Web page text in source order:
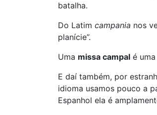
batalha.
Do Latim campania nos
planície”.
Uma missa campal é
E daí também, por
idioma usamos pouco a
Espanhol ela é